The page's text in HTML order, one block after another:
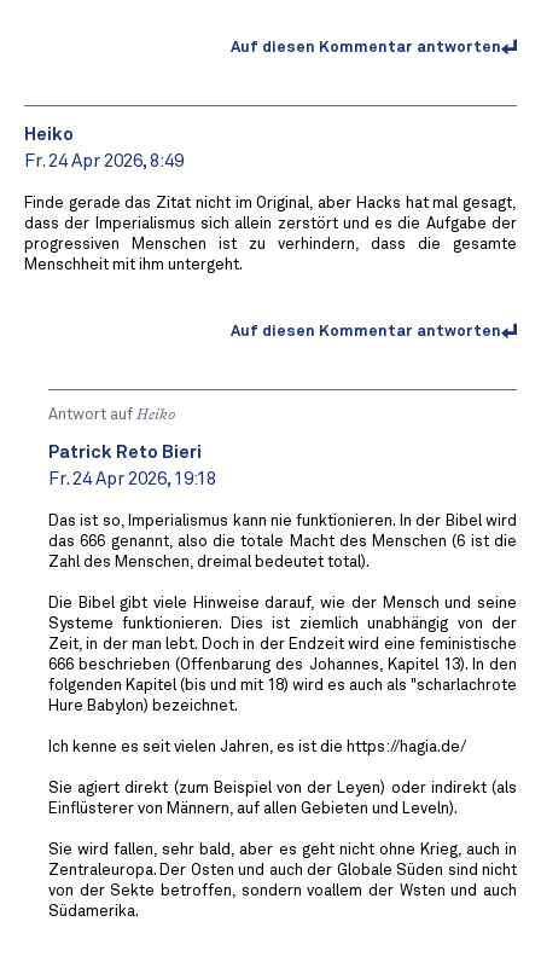
Auf diesen Kommentar antworten
Heiko
Fr. 24 Apr 2026, 8:49
Finde gerade das Zitat nicht im Original, aber Hacks hat mal gesagt,
dass der Imperialismus sich allein zerstört und es die Aufgabe der
progressiven Menschen ist zu verhindern, dass die gesamte
Menschheit mit ihm untergeht.
Auf diesen Kommentar antworten
Antwort auf Heiko
Patrick Reto Bieri
Fr. 24 Apr 2026, 19:18
Das ist so, Imperialismus kann nie funktionieren. In der Bibel wird
das 666 genannt, also die totale Macht des Menschen (6 ist die
Zahl des Menschen, dreimal bedeutet total).
Die Bibel gibt viele Hinweise darauf, wie der Mensch und seine
Systeme funktionieren. Dies ist ziemlich unabhängig von der
Zeit, in der man lebt. Doch in der Endzeit wird eine feministische
666 beschrieben (Offenbarung des Johannes, Kapitel 13). In den
folgenden Kapitel (bis und mit 18) wird es auch als "scharlachrote
Hure Babylon) bezeichnet.
Ich kenne es seit vielen Jahren, es ist die https://hagia.de/
Sie agiert direkt (zum Beispiel von der Leyen) oder indirekt (als
Einflüsterer von Männern, auf allen Gebieten und Leveln).
Sie wird fallen, sehr bald, aber es geht nicht ohne Krieg, auch in
Zentraleuropa. Der Osten und auch der Globale Süden sind nicht
von der Sekte betroffen, sondern voallem der Wsten und auch
Südamerika.